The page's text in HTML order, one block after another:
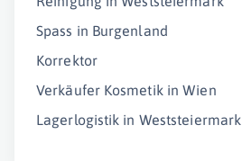
Spass in Burgenland
Korrektor
Verkäufer Kosmetik in Wien
Lagerlogistik in Weststeiermark